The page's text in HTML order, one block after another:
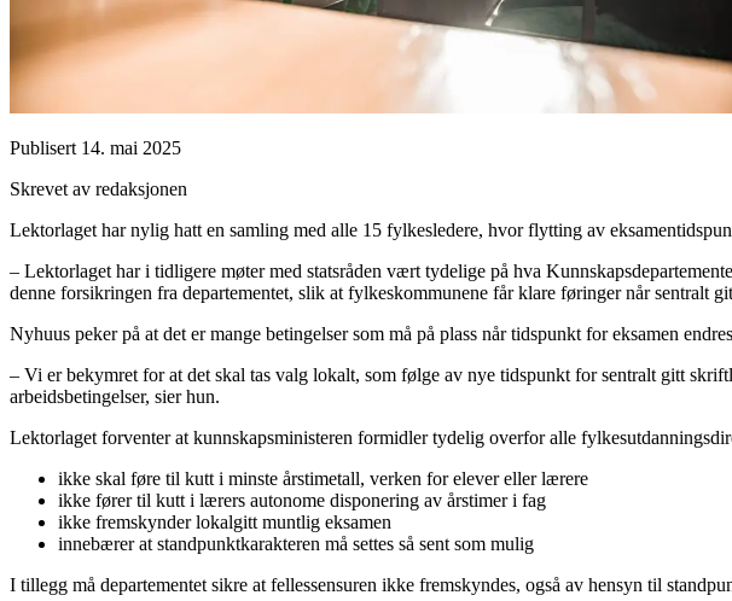
Publisert 14. mai 2025
Skrevet av redaksjonen
Lektorlaget har nylig hatt en samling med alle 15 fylkesledere, hvor flytting av
– Lektorlaget har i tidligere møter med statsråden vært tydelige på hva
denne forsikringen fra departementet, slik at fylkeskommunene får klare føringer når sentralt
Nyhuus peker på at det er mange betingelser som må på plass når tidspunkt for eksamen
– Vi er bekymret for at det skal tas valg lokalt, som følge av nye tidspunkt for sentralt gitt
arbeidsbetingelser, sier hun.
Lektorlaget forventer at kunnskapsministeren formidler tydelig overfor alle
ikke skal føre til kutt i minste årstimetall, verken for elever eller lærere
ikke fører til kutt i lærers autonome disponering av årstimer i fag
ikke fremskynder lokalgitt muntlig eksamen
innebærer at standpunktkarakteren må settes så sent som mulig
I tillegg må departementet sikre at fellessensuren ikke fremskyndes, også av hensyn til